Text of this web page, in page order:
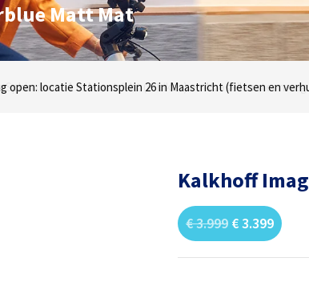
Matt Mat
Sphinxlunet 1 in Maastricht (e-bikes) en Maaseikersteenweg
open: locatie Stationsplein 26 in Maastricht (fietsen en
Onze missie? Tevreden klanten! Lees reviews
Kalkhoff
€3.999 €3.399